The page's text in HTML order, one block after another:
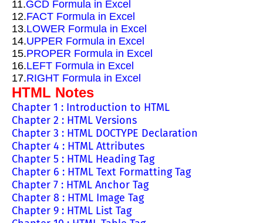
11.GCD Formula in Excel
12.FACT Formula in Excel
13.LOWER Formula in Excel
14.UPPER Formula in Excel
15.PROPER Formula in Excel
16.LEFT Formula in Excel
17.RIGHT Formula in Excel
HTML Notes
Chapter 1 : Introduction to HTML
Chapter 2 : HTML Versions
Chapter 3 : HTML DOCTYPE Declaration
Chapter 4 : HTML Attributes
Chapter 5 : HTML Heading Tag
Chapter 6 : HTML Text Formatting Tag
Chapter 7 : HTML Anchor Tag
Chapter 8 : HTML Image Tag
Chapter 9 : HTML List Tag